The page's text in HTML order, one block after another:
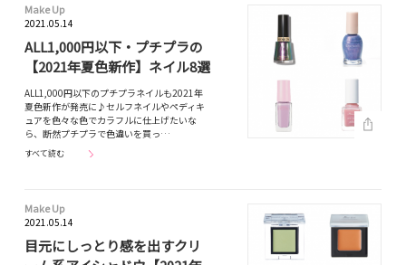
Make Up
2021.05.14
ALL1,000円以下・プチプラの
【2021年夏色新作】ネイル8選
ALL1,000円以下のプチプラネイルも2021年
夏色新作が発売に♪セルフネイルやペディキ
ュアを色々な色でカラフルに仕上げたいな
ら、断然プチプラで色違いを買っ…
すべて読む
Make Up
2021.05.14
目元にしっとり感を出すクリ